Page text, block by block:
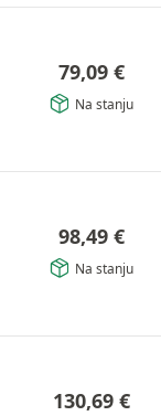
79,09 €
Na stanju
98,49 €
Na stanju
130,69 €